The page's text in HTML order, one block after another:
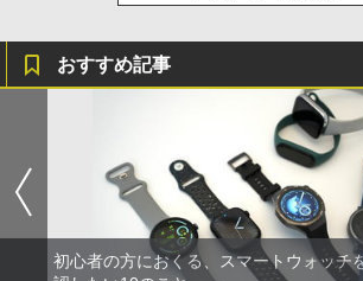
おすすめ記事
初心者の方におくる、スマートウォッチ